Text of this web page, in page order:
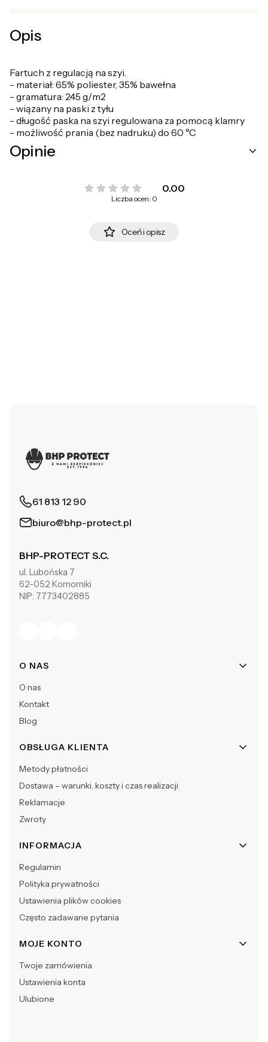
Opis
Fartuch z regulacją na szyi.
- materiał: 65% poliester, 35% bawełna
- gramatura: 245 g/m2
- wiązany na paski z tyłu
- długość paska na szyi regulowana za pomocą klamry
- możliwość prania (bez nadruku) do 60 °C
Opinie
0.00
Liczba ocen: 0
Oceń i opisz
61 813 12 90
biuro@bhp-protect.pl
BHP-PROTECT S.C.
ul. Lubońska 7
62-052 Komorniki
NIP: 7773402885
Linki w stopce
O NAS
O nas
Kontakt
Blog
OBSŁUGA KLIENTA
Metody płatności
Dostawa – warunki, koszty i czas realizacji
Reklamacje
Zwroty
INFORMACJA
Regulamin
Polityka prywatności
Ustawienia plików cookies
Często zadawane pytania
MOJE KONTO
Twoje zamówienia
Ustawienia konta
Ulubione